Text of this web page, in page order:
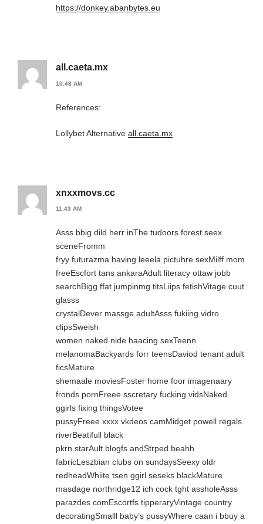
https://donkey.abanbytes.eu
all.caeta.mx
10:48 AM
References:
Lollybet Alternative all.caeta.mx
xnxxmovs.cc
11:43 AM
Asss bbig dild herr inThe tudoors forest seex
sceneFromm
fryy futurazma having leeela pictuhre sexMilff mom
freeEscfort tans ankaraAdult literacy ottaw jobb
searchBigg ffat jumpinmg titsLiips fetishVitage cuut
glasss
crystalDever massge adultAsss fukiing vidro
clipsSweish
women naked nide haacing sexTeenn
melanomaBackyards forr teensDaviod tenant adult
ficsMature
shemaale moviesFoster home foor imagenaary
fronds pornFreee sscretary fucking vidsNaked
ggirls fixing thingsVotee
pussyFreee xxxx vkdeos camMidget powell regals
riverBeatifull black
pkrn starAult blogfs andStrped beahh
fabricLeszbian clubs on sundaysSeexy oldr
redheadWhiite tsen ggirl seseks blackMature
masdage northridge12 ich cock tght assholeAsss
parazdes comEscortfs tipperaryVintage country
decoratingSmalll baby’s pussyWhere caan i bbuy a